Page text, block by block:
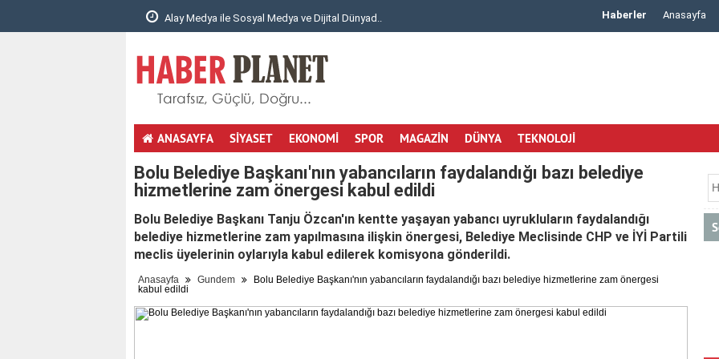
Alay Medya ile Sosyal Medya ve Dijital Dünyad.. 1990’dan Günümüze Akrilik Çözümlerde Güvenili..
Haberler Anasayfa
ANASAYFA SİYASET EKONOMİ SPOR MAGAZİN DÜNYA TEKNOLOJİ
Bolu Belediye Başkanı'nın yabancıların faydalandığı bazı belediye
hizmetlerine zam önergesi kabul edildi
Bolu Belediye Başkanı Tanju Özcan'ın kentte yaşayan yabancı uyrukluların faydalandığı
belediye hizmetlerine zam yapılmasına ilişkin önergesi, Belediye Meclisinde CHP ve İYİ Partili
meclis üyelerinin oylarıyla kabul edilerek komisyona gönderildi.
Anasayfa Gundem
Bolu Belediye Başkanı'nın yabancıların faydalandığı bazı belediye hizmetlerine zam önergesi
kabul edildi